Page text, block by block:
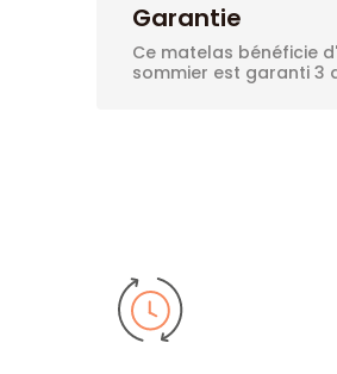
Garantie
Ce matelas bénéficie
sommier est garanti 3